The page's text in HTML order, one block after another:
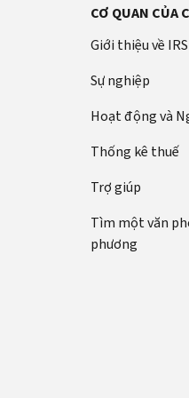
CƠ QUAN CỦA
Giới thiệu về IRS
Sự nghiệp
Hoạt động và
Thống kê thuế
Trợ giúp
Tìm một văn
phương